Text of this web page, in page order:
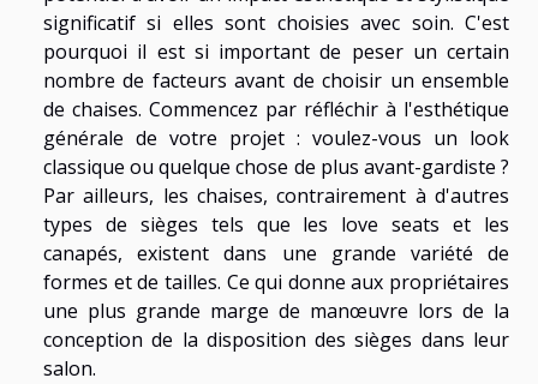
significatif si elles sont choisies avec soin. C'est
pourquoi il est si important de peser un certain
nombre de facteurs avant de choisir un ensemble
de chaises. Commencez par réfléchir à l'esthétique
générale de votre projet : voulez-vous un look
classique ou quelque chose de plus avant-gardiste ?
Par ailleurs, les chaises, contrairement à d'autres
types de sièges tels que les love seats et les
canapés, existent dans une grande variété de
formes et de tailles. Ce qui donne aux propriétaires
une plus grande marge de manœuvre lors de la
conception de la disposition des sièges dans leur
salon.